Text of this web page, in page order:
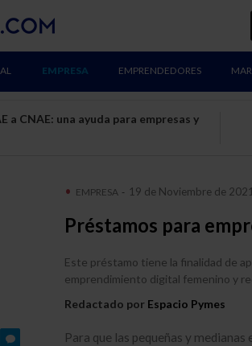
EMPRESA EMPRENDEDORES
a CNAE: una ayuda para empresas y
EMPRESA- 19 de Noviembre de
Préstamos para
Este préstamo tiene la finalidad de
emprendimiento digital femenino y
Redactado por Espacio Pymes
Para que las pequeñas y